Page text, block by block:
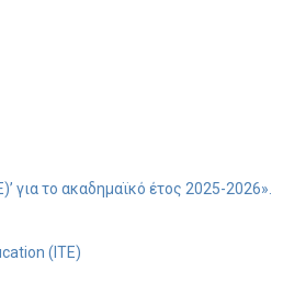
το ακαδημαϊκό έτος 2025-2026».
(ITE)